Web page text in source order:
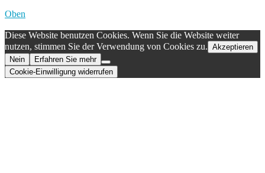
Oben
Diese Website benutzen Cookies. Wenn Sie die Website weiter
nutzen, stimmen Sie der Verwendung von Cookies zu. Akzeptieren
Nein
Erfahren Sie mehr
Cookie-Einwilligung widerrufen